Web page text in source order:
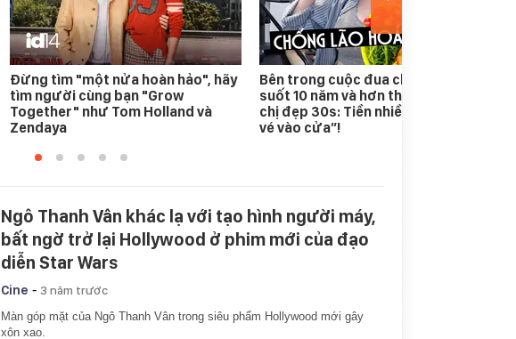
Đừng tìm "một nửa hoàn hảo", hãy
tìm người cùng bạn "Grow
Together" như Tom Holland và
Zendaya
Bên trong cuộc đua chống lão hoá
suốt 10 năm và hơn thế nữa của hội
chị đẹp 30s: Tiền nhiều chỉ là “tấm
vé vào cửa”!
Ngô Thanh Vân khác lạ với tạo hình người máy,
bất ngờ trở lại Hollywood ở phim mới của đạo
diễn Star Wars
Cine - 3 năm trước
Màn góp mặt của Ngô Thanh Vân trong siêu phẩm Hollywood mới gây
xôn xao.